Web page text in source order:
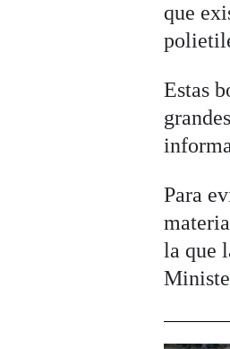
que
Estas
Para
la que